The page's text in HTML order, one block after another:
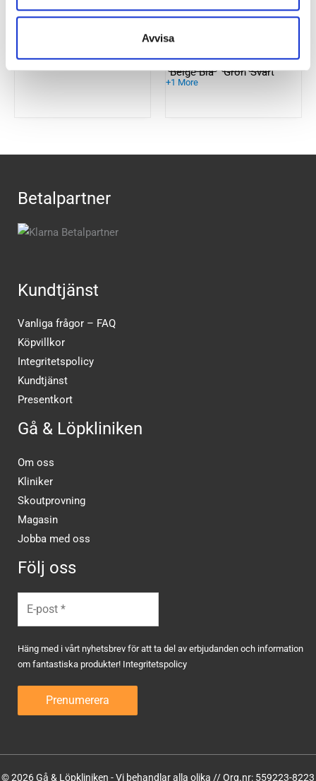
Avvisa
750kr
Unisex
+1 More
Betalpartner
Kundtjänst
Vanliga frågor – FAQ
Köpvillkor
Integritetspolicy
Kundtjänst
Presentkort
Gå & Löpkliniken
Om oss
Kliniker
Skoutprovning
Magasin
Jobba med oss
Följ oss
Häng med i vårt nyhetsbrev för att ta del av erbjudanden och information
om fantastiska produkter! Integritetspolicy
© 2026 Gå & Löpkliniken - Vi behandlar alla olika // Org.nr: 559223-8223